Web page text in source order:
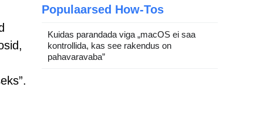
Populaarsed How-Tos
Kuidas parandada viga „macOS ei saa
kontrollida, kas see rakendus on
pahavaravaba”